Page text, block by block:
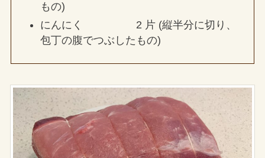
もの)
にんにく 2 片 (縦半分に切り、
包丁の腹でつぶしたもの)